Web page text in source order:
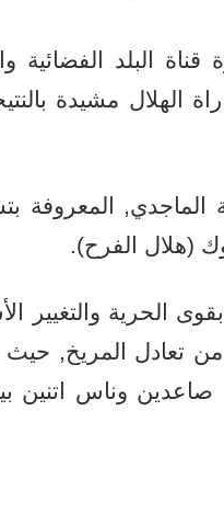
قناة البلد
الهلال مشيدة
الماجدي, المعروفة
(هلال الفرح).
بقوى الحرية
من تعادل المريخ,
صاعدين وناس اتنين